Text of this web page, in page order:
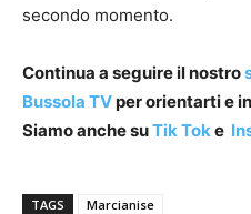
secondo momento.
Continua a seguire il nostro
Bussola TVper orientarti e
Siamo anche suTik Toke
TAGS Marcianise